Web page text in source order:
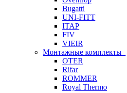
Bugatti
UNI-FITT
ITAP
FIV
VIEIR
Монтажные комплекты
OTER
Rifar
ROMMER
Royal Thermo